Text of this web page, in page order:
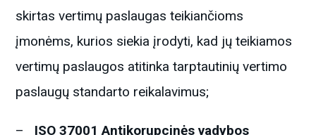
skirtas vertimų paslaugas teikiančioms
įmonėms, kurios siekia įrodyti, kad jų teikiamos
vertimų paslaugos atitinka tarptautinių vertimo
paslaugų standarto reikalavimus;
– ISO 37001 Antikorupcinės vadybos